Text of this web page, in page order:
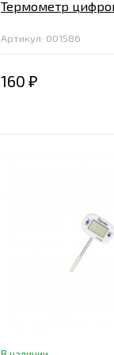
Термометр
Артикул: 001586
160 ₽